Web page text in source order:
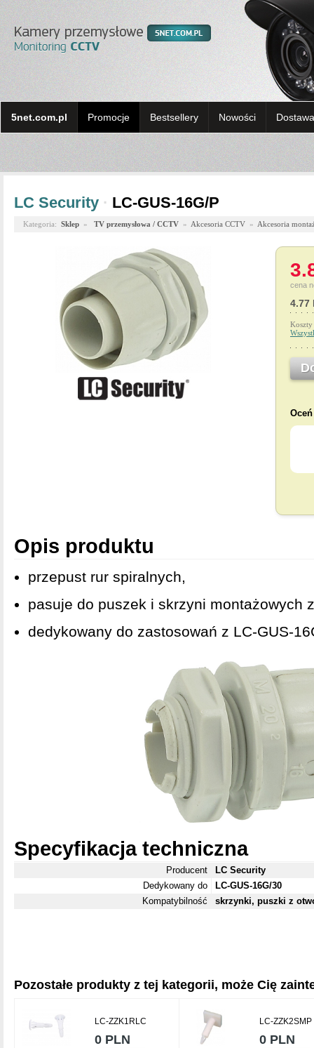
5net.com.pl Promocje Bestsellery Nowości
LC Security · LC-GUS-16G/P
Kategoria: Sklep » TV przemysłowa / CCTV » Akcesoria CCTV » Akcesoria
cena
4.77
Opis produktu
przepust rur spiralnych,
pasuje do puszek i skrzyni montażowych
dedykowany do zastosowań z LC-GUS-
Specyfikacja techniczna
Producent
LC Security
Dedykowany do
LC-GUS-16G/30
Kompatybilność
skrzynki, puszki z
Pozostałe produkty z tej kategorii, może Cię
LC-ZZK1RLC
0 PLN
LC-ZZK2SMP
0 PLN